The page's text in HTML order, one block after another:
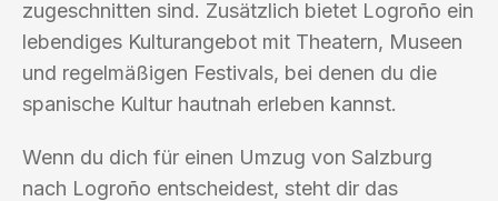
zugeschnitten sind. Zusätzlich bietet Logroño ein
lebendiges Kulturangebot mit Theatern, Museen
und regelmäßigen Festivals, bei denen du die
spanische Kultur hautnah erleben kannst.
Wenn du dich für einen Umzug von Salzburg
nach Logroño entscheidest, steht dir das